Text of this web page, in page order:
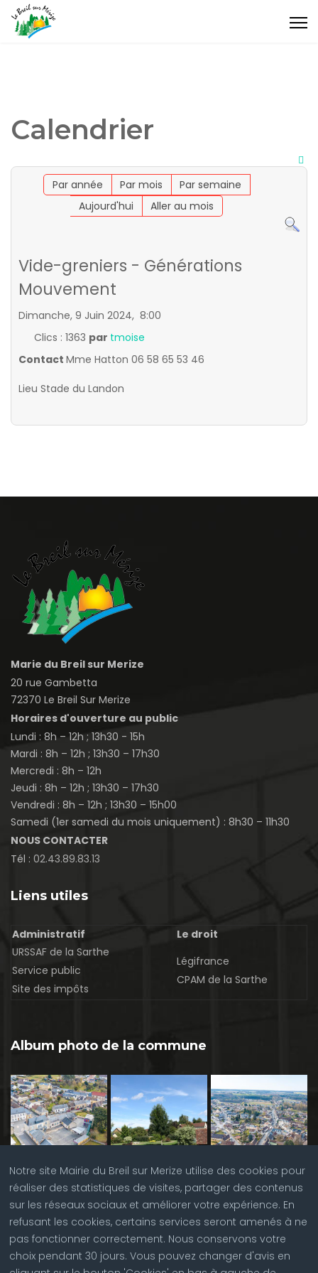
Calendrier
Par année Par mois
Par semaine
Aujourd'hui
Aller au mois
Vide-greniers - Générations
Mouvement
Dimanche, 9 Juin 2024, 8:00
Clics : 1363 par tmoise
Contact Mme Hatton 06 58 65 53 46
Lieu Stade du Landon
Marie du Breil sur Merize
20 rue Gambetta
72370 Le Breil Sur Merize
Horaires d'ouverture au public
Lundi : 8h – 12h ; 13h30 - 15h
Mardi : 8h – 12h ; 13h30 – 17h30
Mercredi : 8h – 12h
Jeudi : 8h – 12h ; 13h30 – 17h30
Vendredi : 8h – 12h ; 13h30 – 15h00
Samedi (1er samedi du mois uniquement) : 8h30 – 11h30
NOUS CONTACTER
Tél : 02.43.89.83.13
Notre site Mairie du Breil sur Merize utilise des cookies pour
réaliser des statistiques de visites, partager des contenus
sur les réseaux sociaux et améliorer votre expérience. En
refusant les cookies, certains services seront amenés à ne
pas fonctionner correctement. Nous conservons votre
choix pendant 30 jours. Vous pouvez changer d'avis en
Liens utiles
Administratif
Le droit
URSSAF de la Sarthe
Service public
Site des impôts
Légifrance
CPAM de la Sarthe
Album photo de la commune